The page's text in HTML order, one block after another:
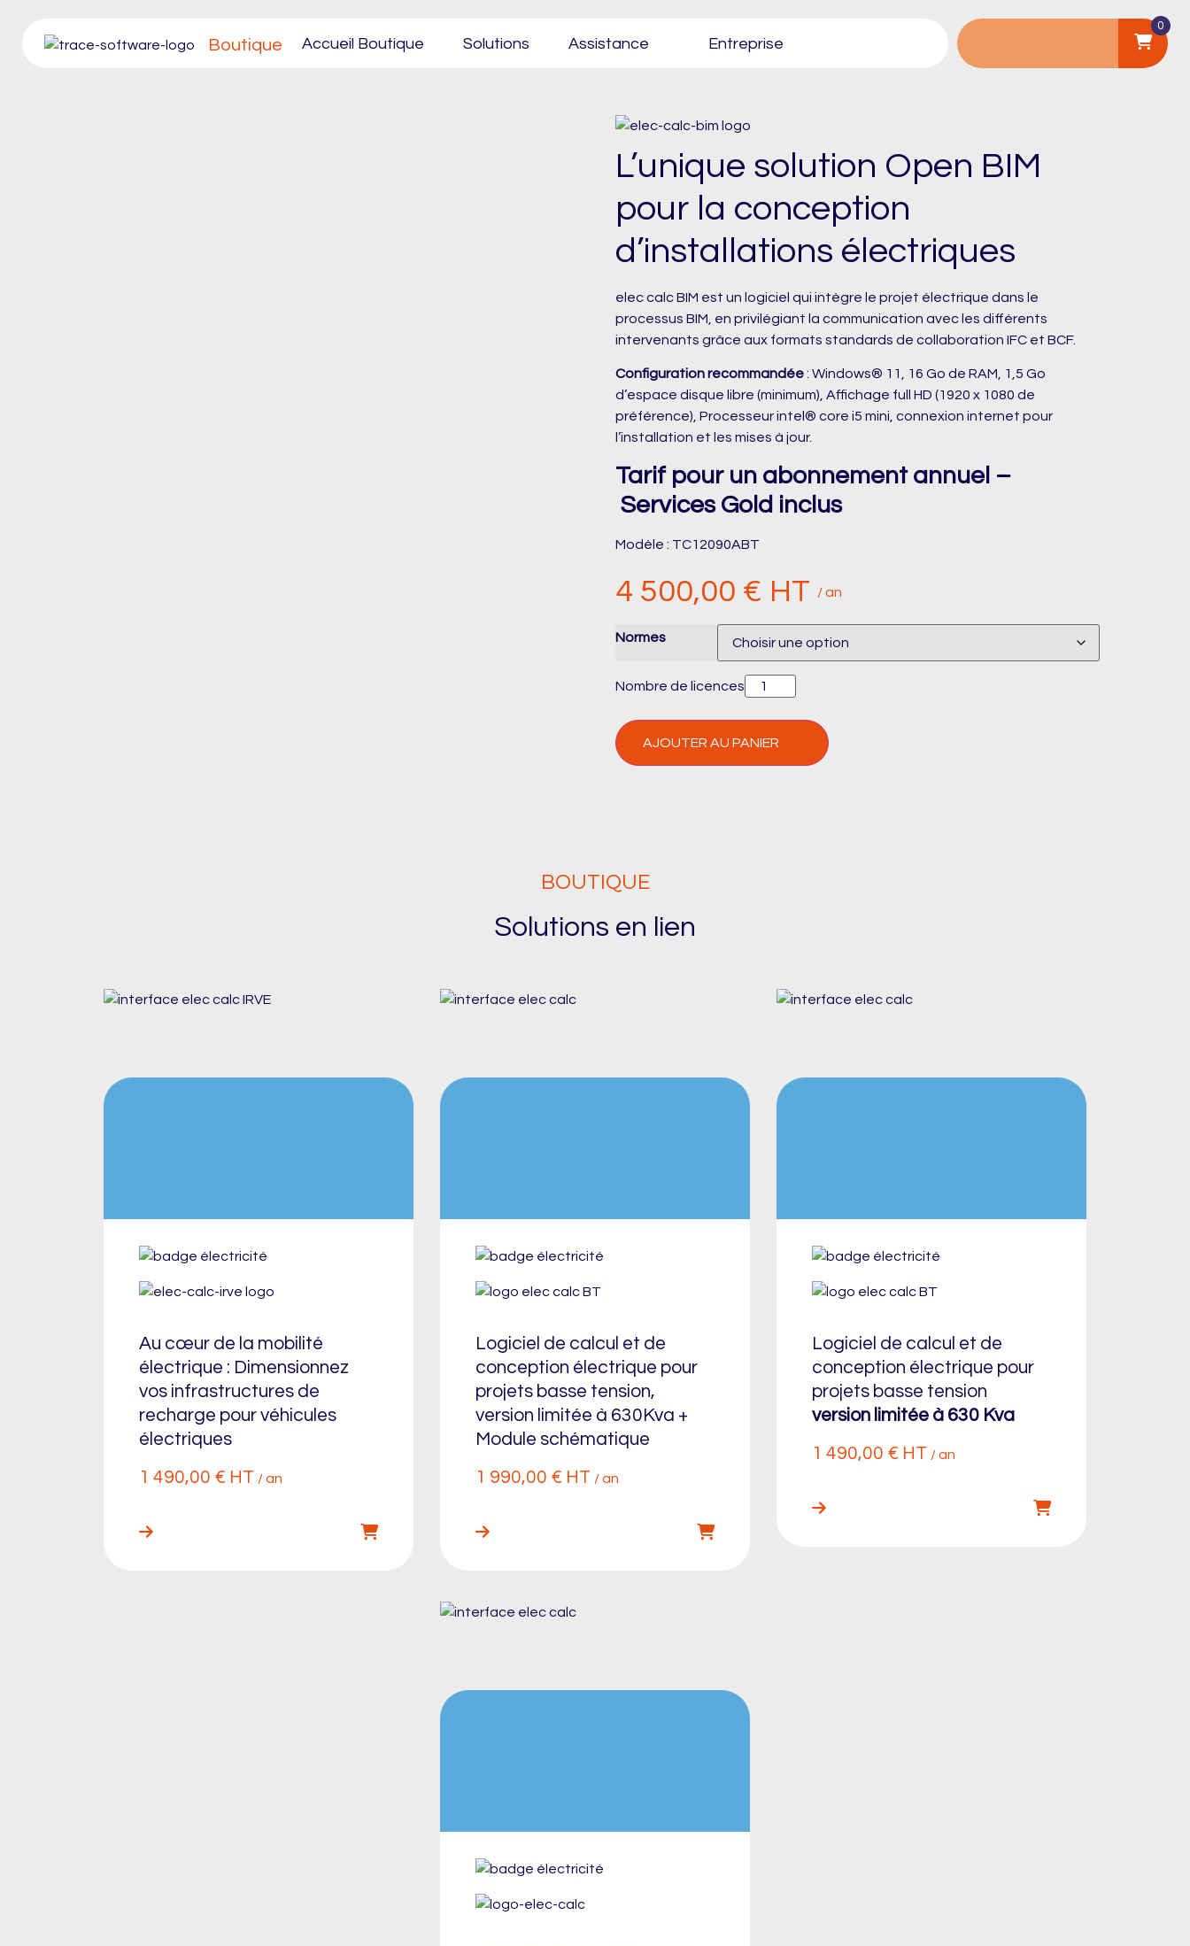
Boutique Accueil Boutique Solutions Assistance Entreprise
0
L’unique solution Open BIM
pour la conception
d’installations électriques
elec calc BIM est un logiciel qui intègre le projet électrique dans le
processus BIM, en privilégiant la communication avec les différents
intervenants grâce aux formats standards de collaboration IFC et BCF.
Configuration recommandée: Windows® 11, 16 Go de RAM, 1,5 Go
d’espace disque libre (minimum), Affichage full HD (1920 x 1080 de
préférence), Processeur intel® core i5 mini, connexion internet pour
l’installation et les mises à jour.
Tarif pour un abonnement annuel –
Services Gold inclus
Modèle : TC12090ABT
4 500,00 € HT / an
Normes
Nombre de licences
AJOUTER AU PANIER
BOUTIQUE
Solutions en lien
Au cœur de la mobilité
électrique : Dimensionnez
vos infrastructures de
recharge pour véhicules
électriques
1 490,00 € HT / an
Logiciel de calcul et de
conception électrique pour
projets basse tension,
version limitée à 630Kva +
Module schématique
1 990,00 € HT / an
Logiciel de calcul et de
conception électrique pour
projets basse tension
version limitée à 630 Kva
1 490,00 €HT / an